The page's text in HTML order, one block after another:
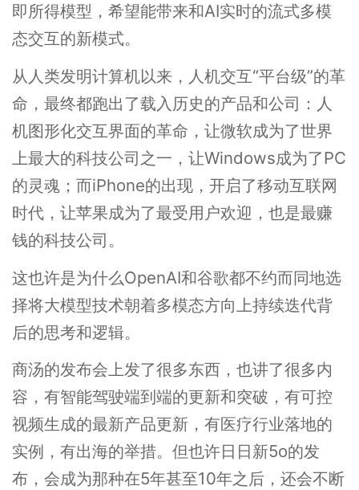
即所得模型，希望能带来和AI实时的流式多模
态交互的新模式。
从人类发明计算机以来，人机交互“平台级”的革
命，最终都跑出了载入历史的产品和公司：人
机图形化交互界面的革命，让微软成为了世界
上最大的科技公司之一，让Windows成为了PC
的灵魂；而iPhone的出现，开启了移动互联网
时代，让苹果成为了最受用户欢迎，也是最赚
钱的科技公司。
这也许是为什么OpenAI和谷歌都不约而同地选
择将大模型技术朝着多模态方向上持续迭代背
后的思考和逻辑。
商汤的发布会上发了很多东西，也讲了很多内
容，有智能驾驶端到端的更新和突破，有可控
视频生成的最新产品更新，有医疗行业落地的
实例，有出海的举措。但也许日日新5o的发
布，会成为那种在5年甚至10年之后，还会不断